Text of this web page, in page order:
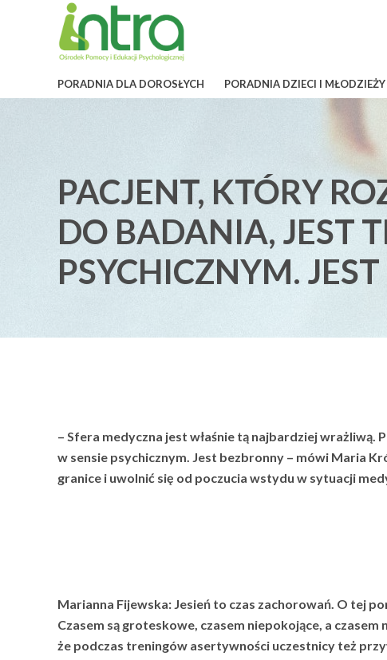
PORADNIA DLA DOROSŁYCH PORADNIA DZIECI I MŁODZIEŻY
PACJENT, KTÓRY
DO BADANIA, JEST
PSYCHICZNYM.
– Sfera medyczna jest właśnie tą najbardziej
w sensie psychicznym. Jest bezbronny – mówi Maria
granice i uwolnić się od poczucia wstydu w sytuacji
Marianna Fijewska: Jesień to czas zachorowań. O tej
Czasem są groteskowe, czasem niepokojące, a
że podczas treningów asertywności uczestnicy też